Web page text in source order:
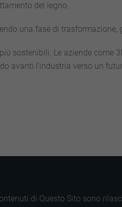
del legno.
una fase di trasformazione,
sostenibili. Le aziende come
avanti l’industria verso un
di Questo Sito sono